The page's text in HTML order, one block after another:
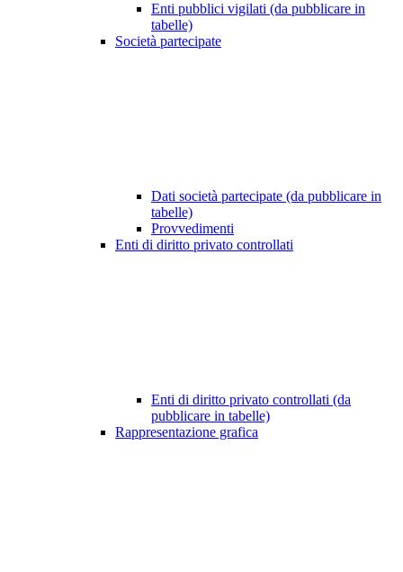
Enti pubblici vigilati (da pubblicare in
tabelle)
Società partecipate
Dati società partecipate (da pubblicare in
tabelle)
Provvedimenti
Enti di diritto privato controllati
Enti di diritto privato controllati (da
pubblicare in tabelle)
Rappresentazione grafica